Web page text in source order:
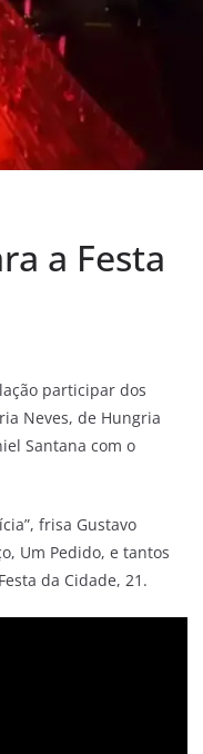
a Festa
participar dos
Neves, de Hungria
Santana com o
frisa Gustavo
Um Pedido, e tantos
da Cidade, 21.